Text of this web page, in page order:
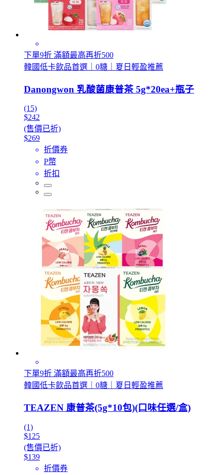
下單9折 滿額最高再折500
韓國低卡飲品首選｜0糖｜夏日輕盈推薦
Danongwon 乳酸菌康普茶 5g*20ea+瓶子
(15)
$242
(售價已折)
$269
折價券
P幣
折扣
下單9折 滿額最高再折500
韓國低卡飲品首選｜0糖｜夏日輕盈推薦
TEAZEN 康普茶(5g*10包)(口味任選/盒)
(1)
$125
(售價已折)
$139
折價券